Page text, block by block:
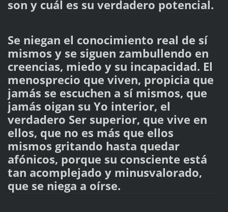
son y cuál es su verdadero potencial.
Se niegan el conocimiento real de sí
mismos y se siguen zambullendo en
creencias, miedo y su incapacidad. El
menosprecio que viven, propicia que
jamás se escuchen a sí mismos, que
jamás oigan su Yo interior, el
verdadero Ser superior, que vive en
ellos, que no es más que ellos
mismos gritando hasta quedar
afónicos, porque su consciente está
tan acomplejado y minusvalorado,
que se niega a oírse.